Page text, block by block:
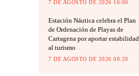
7 DE AGOSTO DE 2026 16:00
Estación Náutica celebra el Plan
de Ordenación de Playas de
Cartagena por aportar estabilidad
al turismo
7 DE AGOSTO DE 2026 08:20